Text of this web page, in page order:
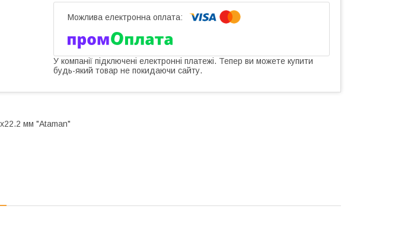
У компанії підключені електронні платежі. Тепер ви можете купити
будь-який товар не покидаючи сайту.
мм "Ataman"